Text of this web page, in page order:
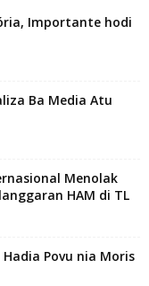
Importante hodi
Ba Media Atu
Menolak
HAM di TL
Povu nia Moris